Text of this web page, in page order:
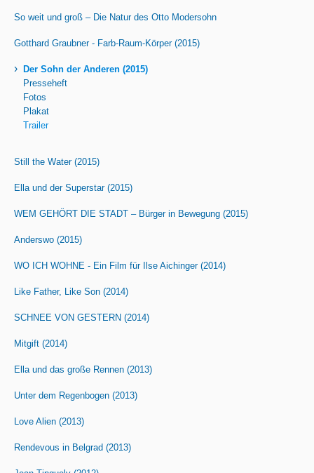
So weit und groß – Die Natur des Otto Modersohn
Gotthard Graubner - Farb-Raum-Körper (2015)
›
Der Sohn der Anderen (2015)
Presseheft
Fotos
Plakat
Trailer
Still the Water (2015)
Ella und der Superstar (2015)
WEM GEHÖRT DIE STADT – Bürger in Bewegung (2015)
Anderswo (2015)
WO ICH WOHNE - Ein Film für Ilse Aichinger (2014)
Like Father, Like Son (2014)
SCHNEE VON GESTERN (2014)
Mitgift (2014)
Ella und das große Rennen (2013)
Unter dem Regenbogen (2013)
Love Alien (2013)
Rendevous in Belgrad (2013)